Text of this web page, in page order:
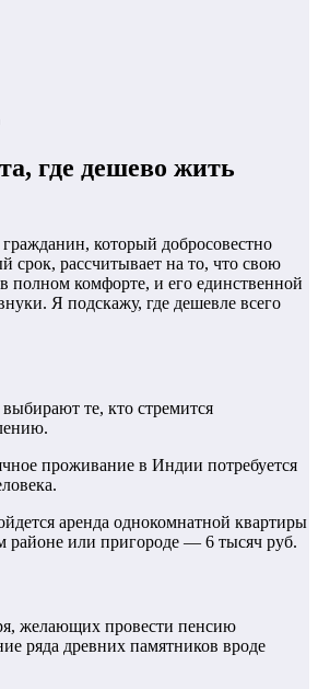
где дешево жить
который добросовестно
срок, рассчитывает на то, что свою
полном комфорте, и его единственной
Я подскажу, где дешевле всего
те, кто стремится
проживание в Индии потребуется
аренда однокомнатной квартиры
районе или пригороде — 6 тысяч руб.
желающих провести пенсию
ряда древних памятников вроде